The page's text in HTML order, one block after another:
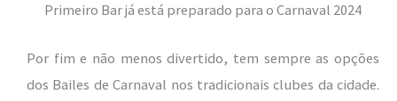
Primeiro Bar já está preparado para o Carnaval 2024
Por fim e não menos divertido, tem sempre as opções
dos Bailes de Carnaval nos tradicionais clubes da cidade.